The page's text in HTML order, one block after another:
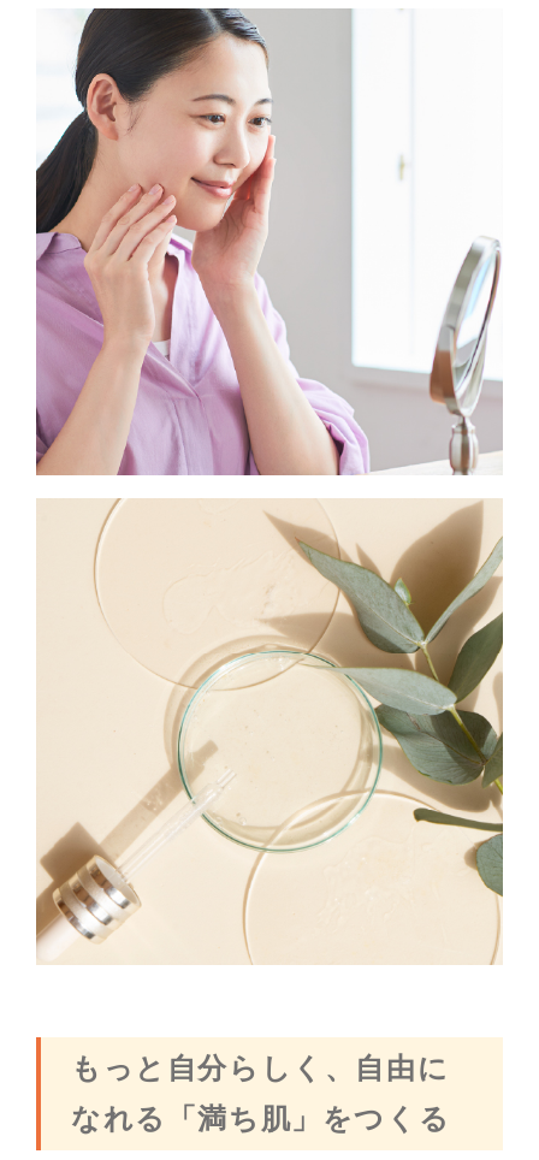
もっと自分らしく、自由に
なれる「満ち肌」をつくる